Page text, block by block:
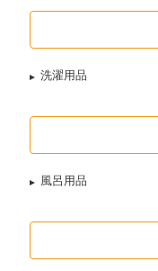
洗濯用品
風呂用品